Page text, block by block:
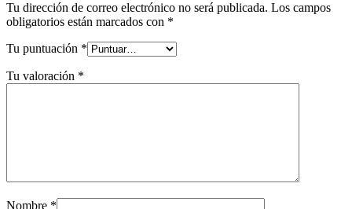
Tu dirección de correo electrónico no será publicada. Los campos
obligatorios están marcados con *
Tu puntuación *
Tu valoración *
Nombre *